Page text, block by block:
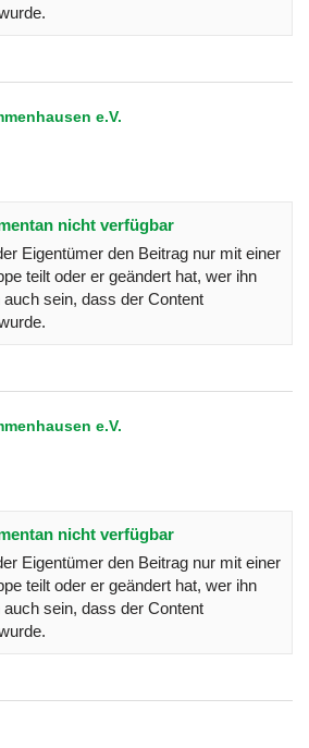
e.V.
nicht verfügbar
Eigentümer den Beitrag nur mit einer
teilt oder er geändert hat, wer ihn
sein, dass der Content
e.V.
nicht verfügbar
Eigentümer den Beitrag nur mit einer
teilt oder er geändert hat, wer ihn
sein, dass der Content